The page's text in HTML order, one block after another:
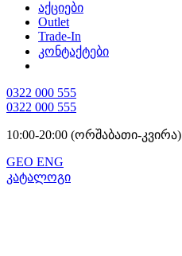
აქციები
Outlet
Trade-In
კონტაქტები
0322 000 555
0322 000 555
10:00-20:00 (ორშაბათი-კვირა)
GEO ENG
კატალოგი